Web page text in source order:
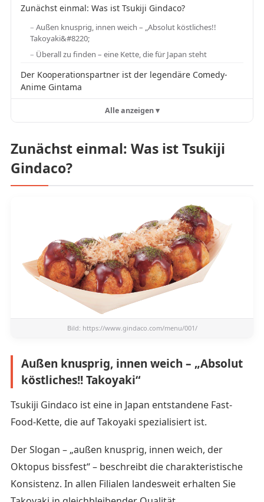
Zunächst einmal: Was ist Tsukiji Gindaco?
Außen knusprig, innen weich – „Absolut köstliches!!
Takoyaki&#8220;
Überall zu finden – eine Kette, die für Japan steht
Der Kooperationspartner ist der legendäre Comedy-
Anime Gintama
Alle anzeigen ▾
Zunächst einmal: Was ist Tsukiji
Gindaco?
Bild: https://www.gindaco.com/menu/001/
Außen knusprig, innen weich – „Absolut
köstliches!! Takoyaki“
Tsukiji Gindaco ist eine in Japan entstandene Fast-
Food-Kette, die auf Takoyaki spezialisiert ist.
Der Slogan – „außen knusprig, innen weich, der
Oktopus bissfest“ – beschreibt die charakteristische
Konsistenz. In allen Filialen landesweit erhalten Sie